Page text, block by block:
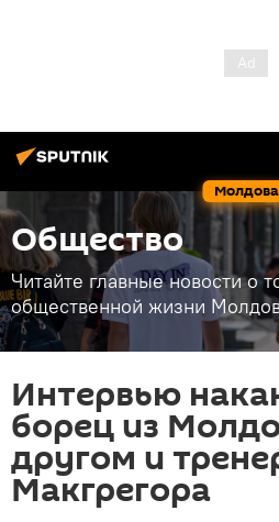
Молдова
Общество
Читайте главные новости о
общественной жизни
Интервью
борец из
другом и
Макгрегора